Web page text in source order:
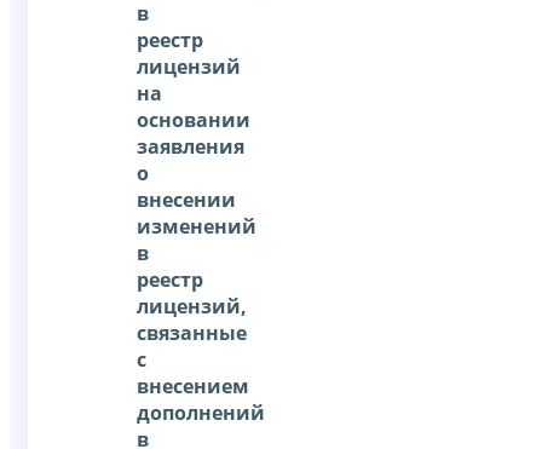
в
реестр
лицензий
на
основании
заявления
о
внесении
изменений
в
реестр
лицензий,
связанные
с
внесением
дополнений
в